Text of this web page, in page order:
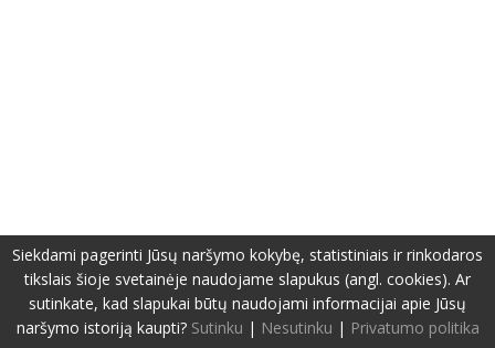
Siekdami pagerinti Jūsų naršymo kokybę, statistiniais ir rinkodaros
tikslais šioje svetainėje naudojame slapukus (angl. cookies). Ar
sutinkate, kad slapukai būtų naudojami informacijai apie Jūsų
naršymo istoriją kaupti? Sutinku | Nesutinku | Privatumo politika